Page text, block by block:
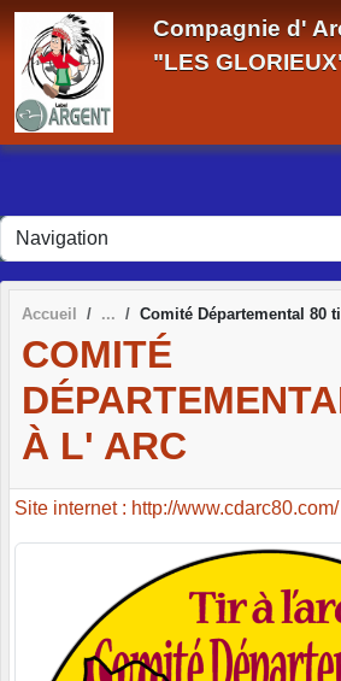
Compagnie d'
"LES
Accueil Comité Départemental 80
COMITÉ
À L' ARC
Site internet : http://www.cdarc80.com/
Panneau de gestion des cookies